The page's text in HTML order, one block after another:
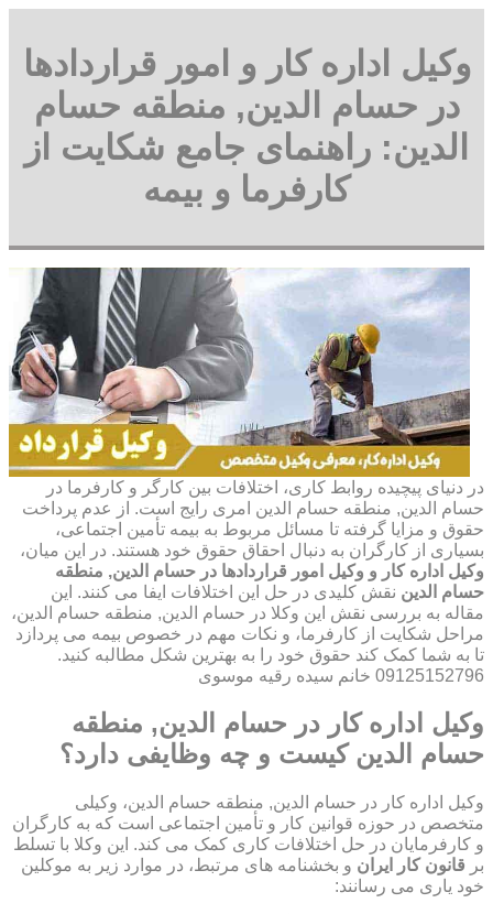
وکیل اداره کار و امور قراردادها
در حسام الدین, منطقه حسام
الدین: راهنمای جامع شکایت از
کارفرما و بیمه
در دنیای پیچیده روابط کاری، اختلافات بین کارگر و کارفرما در
حسام الدین, منطقه حسام الدین امری رایج است. از عدم پرداخت
حقوق و مزایا گرفته تا مسائل مربوط به بیمه تأمین اجتماعی،
بسیاری از کارگران به دنبال احقاق حقوق خود هستند. در این میان،
وکیل اداره کار و وکیل امور قراردادها در حسام الدین, منطقه
حسام الدین نقش کلیدی در حل این اختلافات ایفا می کنند. این
مقاله به بررسی نقش این وکلا در حسام الدین, منطقه حسام الدین،
مراحل شکایت از کارفرما، و نکات مهم در خصوص بیمه می پردازد
تا به شما کمک کند حقوق خود را به بهترین شکل مطالبه کنید.
09125152796 خانم سیده رقیه موسوی
وکیل اداره کار در حسام الدین, منطقه
حسام الدین کیست و چه وظایفی دارد؟
وکیل اداره کار در حسام الدین, منطقه حسام الدین، وکیلی
متخصص در حوزه قوانین کار و تأمین اجتماعی است که به کارگران
و کارفرمایان در حل اختلافات کاری کمک می کند. این وکلا با تسلط
بر قانون کار ایران و بخشنامه های مرتبط، در موارد زیر به موکلین
خود یاری می رسانند: